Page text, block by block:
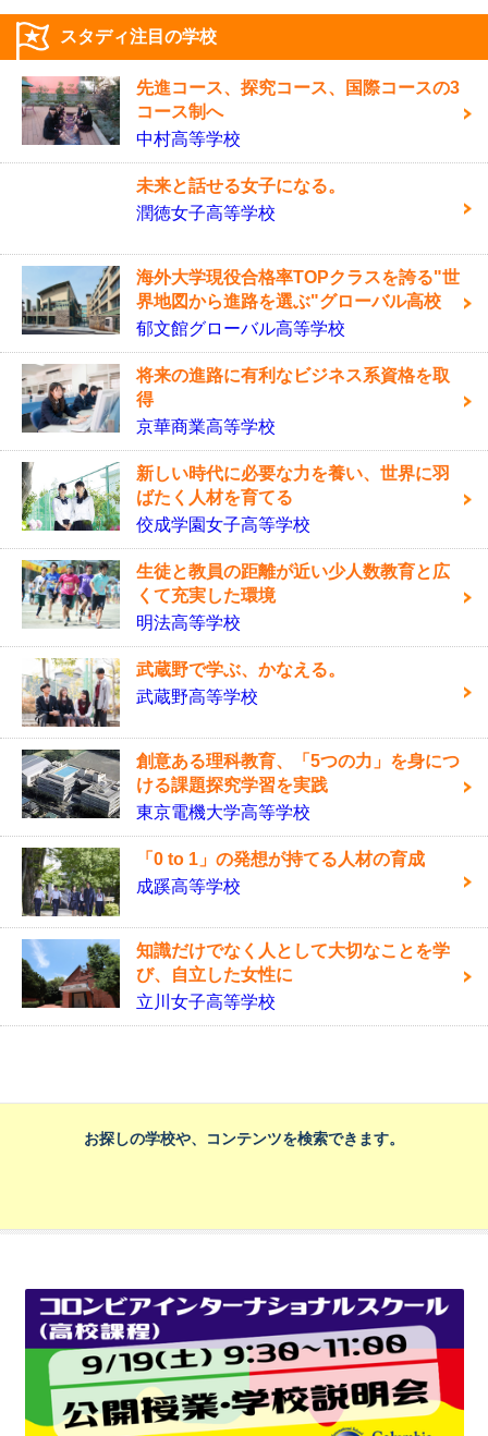
スタディ注目の学校
先進コース、探究コース、国際コースの3
コース制へ
中村高等学校
未来と話せる女子になる。
潤徳女子高等学校
海外大学現役合格率TOPクラスを誇る"世
界地図から進路を選ぶ"グローバル高校
郁文館グローバル高等学校
将来の進路に有利なビジネス系資格を取
得
京華商業高等学校
新しい時代に必要な力を養い、世界に羽
ばたく人材を育てる
佼成学園女子高等学校
生徒と教員の距離が近い少人数教育と広
くて充実した環境
明法高等学校
武蔵野で学ぶ、かなえる。
武蔵野高等学校
創意ある理科教育、「5つの力」を身につ
ける課題探究学習を実践
東京電機大学高等学校
「0 to 1」の発想が持てる人材の育成
成蹊高等学校
知識だけでなく人として大切なことを学
び、自立した女性に
立川女子高等学校
お探しの学校や、コンテンツを検索できます。